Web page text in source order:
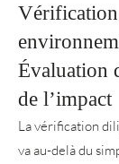
Évaluation
de l’impact
La vérification
va au-delà du